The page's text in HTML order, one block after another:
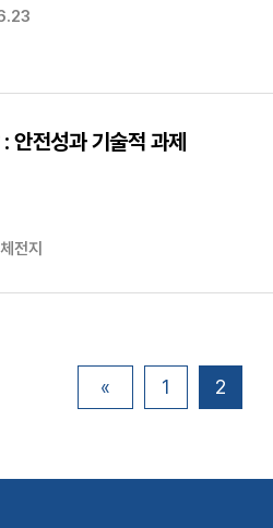
안전성과 기술적 과제
전지
« 1 2